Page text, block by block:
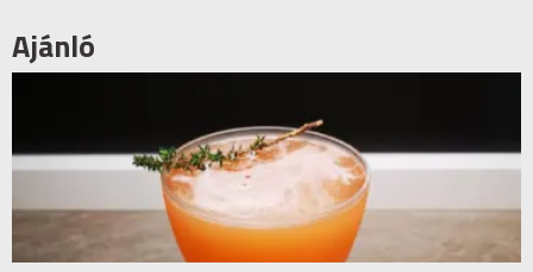
Ajánló